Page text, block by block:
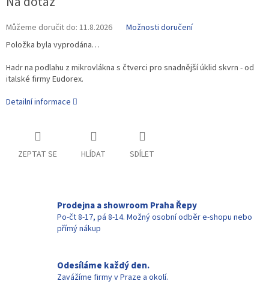
cena:
Můžeme doručit do: 11.8.2026
Možnosti doručení
Položka byla vyprodána…
Hadr na podlahu z mikrovlákna s čtverci pro snadnější úklid skvrn - od
italské firmy Eudorex.
Detailní informace
ZEPTAT SE HLÍDAT SDÍLET
Prodejna a showroom Praha Řepy
Po-čt 8-17, pá 8-14. Možný osobní odběr e-shopu nebo
přímý nákup
Odesíláme každý den.
Zavážíme firmy v Praze a okolí.